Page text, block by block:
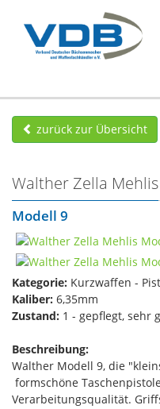
zurück zur Übersicht
Walther Zella Mehlis
Modell 9
Kategorie: Kurzwaffen -
Kaliber: 6,35mm
Zustand: 1 - gepflegt, sehr
Beschreibung:
Walther Modell 9, die
formschöne
Verarbeitungsqualität.